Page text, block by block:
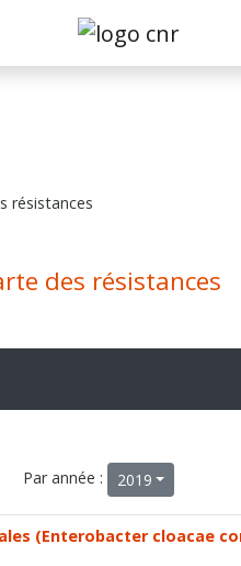
résistances
des résistances
Par année : 2019
(Enterobacter cloacae